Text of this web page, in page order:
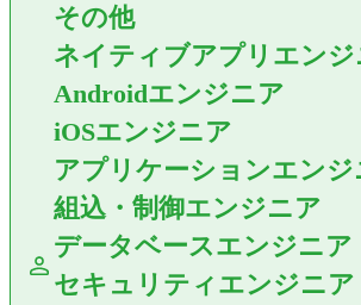
その他
ネイティブアプリエンジ
Androidエンジニア
iOSエンジニア
アプリケーションエンジ
組込・制御エンジニア
データベースエンジニア
セキュリティエンジニア